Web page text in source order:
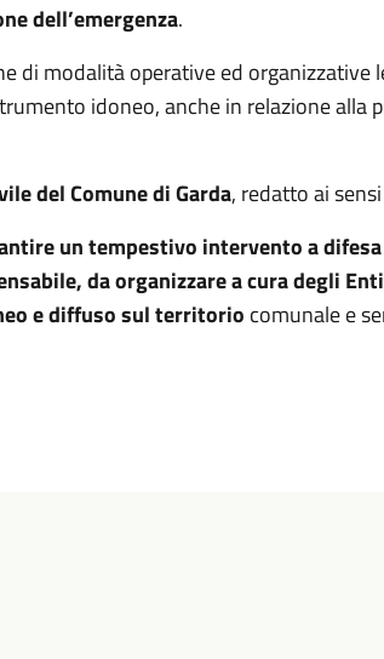
dell’emergenza.
di modalità operative ed organizzative
idoneo, anche in relazione alla
del Comune di Garda, redatto ai
un tempestivo intervento a
da organizzare a cura degli
e diffuso sul territorio comunale e